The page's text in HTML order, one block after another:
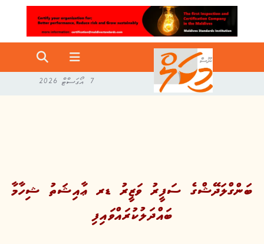
7 އޯގަސްޓް 2026
ބަންގްލަދޭޝްގެ ސަފީރު ވަޒީރު ޑރ ޢާއިޝަތު ޝިހާމާ
ބައްދަލުކުރައްވައިފި